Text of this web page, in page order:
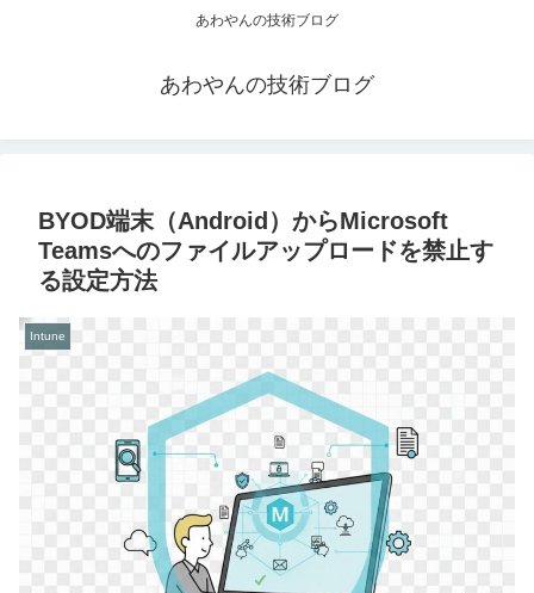
あわやんの技術ブログ
あわやんの技術ブログ
BYOD端末（Android）からMicrosoft
Teamsへのファイルアップロードを禁止す
る設定方法
Intune